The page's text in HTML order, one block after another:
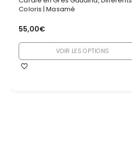
Coloris | Masamé
55,00€
VOIR LES OPTIONS